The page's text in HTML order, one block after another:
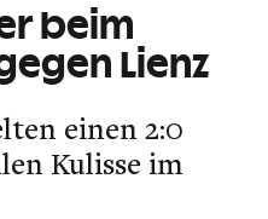
beim
Lienz
einen 2:0
Kulisse im